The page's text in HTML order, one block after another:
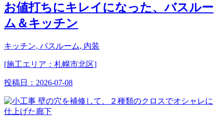
お値打ちにキレイになった、バスルー
ム＆キッチン
キッチン, バスルーム, 内装
[施工エリア：札幌市北区]
投稿日： 2026-07-08